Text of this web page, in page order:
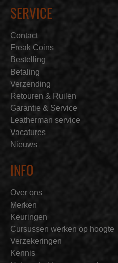
SERVICE
Contact
Freak Coins
Bestelling
Betaling
Verzending
Retouren & Ruilen
Garantie & Service
Leatherman service
Vacatures
Nieuws
INFO
Over ons
Merken
Keuringen
Cursussen werken op hoogte
Verzekeringen
Kennis